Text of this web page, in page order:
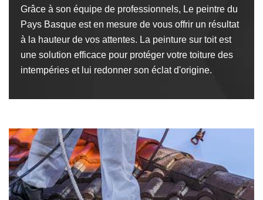
Grâce à son équipe de professionnels, Le peintre du
Pays Basque est en mesure de vous offrir un résultat
à la hauteur de vos attentes. La peinture sur toit est
une solution efficace pour protéger votre toiture des
intempéries et lui redonner son éclat d'origine.